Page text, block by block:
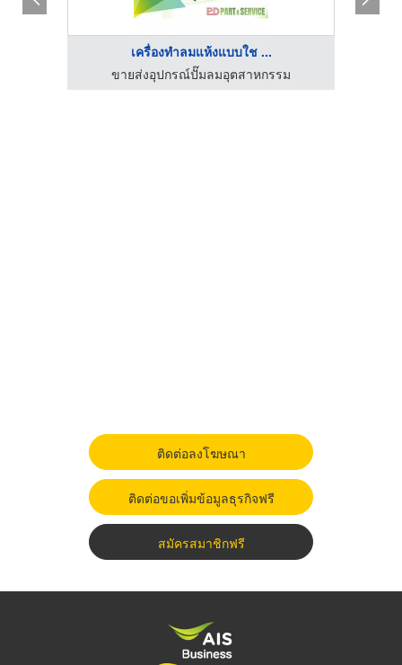
เครื่องทำลมแห้งแบบใช ...
ขายส่งอุปกรณ์ปั๊มลมอุตสาหกรรม
ติดต่อลงโฆษณา
ติดต่อขอเพิ่มข้อมูลธุรกิจฟรี
สมัครสมาชิกฟรี